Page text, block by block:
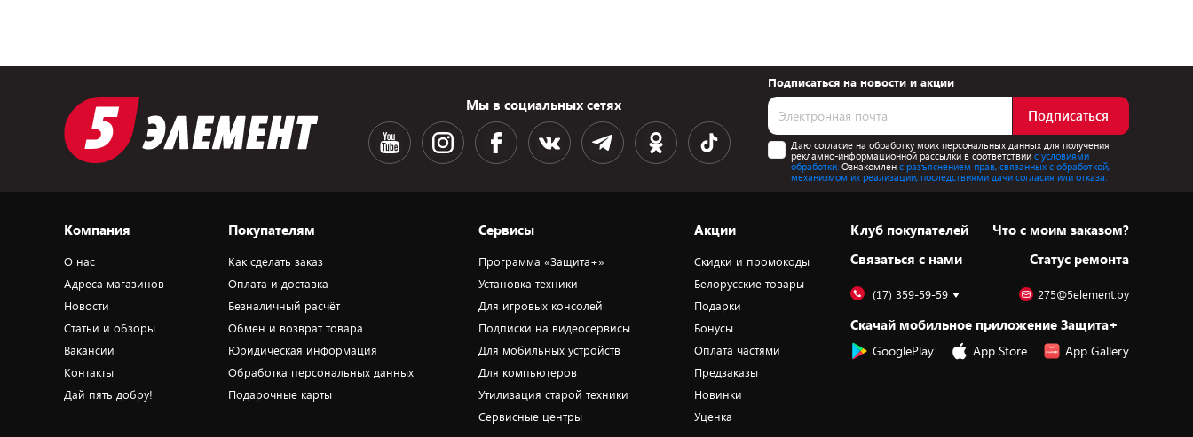
Мы в социальных сетях
Подписаться на новости и акции
Подписаться
Даю согласие на обработку моих персональных данных для получения
рекламно-информационной рассылки в соответствиис условиями
обработки. Ознакомлен с разъяснением прав, связанных с обработкой,
механизмом их реализации, последствиями дачи согласия или отказа.
Компания
О нас
Адреса магазинов
Новости
Статьи и обзоры
Вакансии
Контакты
Дай пять добру!
Покупателям
Как сделать заказ
Оплата и доставка
Безналичный расчёт
Обмен и возврат товара
Юридическая информация
Обработка персональных данных
Подарочные карты
Сервисы
Программа «Защита+»
Установка техники
Для игровых консолей
Подписки на видеосервисы
Для мобильных устройств
Для компьютеров
Утилизация старой техники
Сервисные центры
Акции
Скидки и промокоды
Белорусские товары
Подарки
Бонусы
Оплата частями
Предзаказы
Новинки
Уценка
Клуб покупателей
Cвязаться с нами
Что с моим заказом?
Статус ремонта
(17) 359-59-59 275@5element.by
Скачай мобильное приложение Защита+
GooglePlay App Store App Gallery